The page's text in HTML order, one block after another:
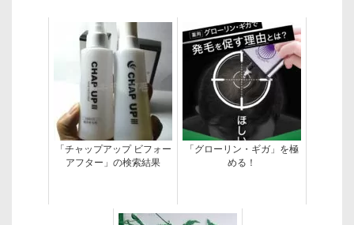
「チャップアップ ビフォー
アフター」の検索結果
「グローリン・ギガ」を極
める！